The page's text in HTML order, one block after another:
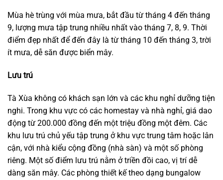
Mùa hè trùng với mùa mưa, bắt đầu từ tháng 4 đến tháng
9, lượng mưa tập trung nhiều nhất vào tháng 7, 8, 9. Thời
điểm đẹp nhất để đến đây là từ tháng 10 đến tháng 3, trời
ít mưa, dễ săn được biển mây.
Lưu trú
Tà Xùa không có khách sạn lớn và các khu nghỉ dưỡng tiện
nghi. Trong khu vực có các homestay và nhà nghỉ, giá dao
động từ 200.000 đồng đến một triệu đồng một đêm. Các
khu lưu trú chủ yếu tập trung ở khu vực trung tâm hoặc lân
cận, với nhà kiểu cộng đồng (nhà sàn) và một số phòng
riêng. Một số điểm lưu trú nằm ở triền đồi cao, vị trí dễ
dàng săn mây. Các phòng thiết kế theo dạng bungalow